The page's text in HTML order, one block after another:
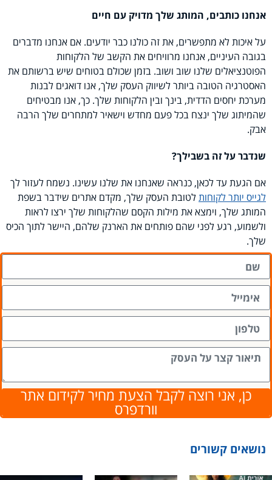
אנחנו כותבים, המותג שלך מדויק עם חיים
על איכות לא מתפשרים, את זה כולנו כבר יודעים. אם אנחנו מדברים
בגובה העיניים, אנחנו מרוויחים את הקשב של הלקוחות
הפוטנציאלים שלנו שוב ושוב. בזמן שכולם בטוחים שיש ברשותם את
האסטרגיה הטובה ביותר לשיווק העסק שלך, אנו דואגים לבנות
מערכת יחסים הדדית, בינך ובין הלקוחות שלך. כך, אנו מבטיחים
שהמיתוג שלך ינצח בכל פעם מחדש וישאיר למתחרים שלך הרבה
אבק.
שנדבר על זה בשבילך?
אם הגעת עד לכאן, כנראה שאנחנו את שלנו עשינו. נשמח לעזור לך
לגייס יותר לקוחותלטובת העסק שלך, מקדם אתרים שידבר בשפת
המותג שלך, וימצא את מילות הקסם שהלקוחות שלך ירצו לראות
ולשמוע, רגע לפני שהם פותחים את הארנק שלהם, היישר לתוך הכיס
שלך.
כן, אני רוצה לקבל הצעת מחיר לקידום אתר
וורדפרס
נושאים קשורים